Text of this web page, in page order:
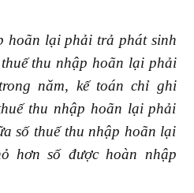
hoãn lại phải trả phát sinh
thu nhập hoãn lại phải
năm, kế toán chỉ ghi
thu nhập hoãn lại phải
số thuế thu nhập hoãn lại
hơn số được hoàn nhập